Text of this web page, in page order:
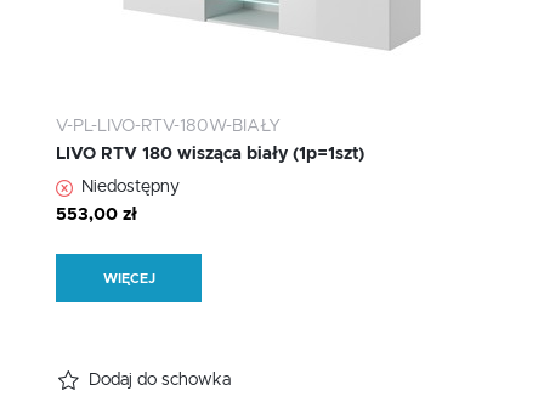
V-PL-LIVO-RTV-180W-BIAŁY
LIVO RTV 180 wisząca biały (1p=1szt)
Niedostępny
553,00 zł
WIĘCEJ
Dodaj do schowka